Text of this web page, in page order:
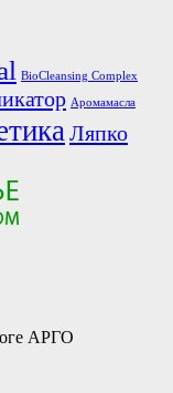
BioCleansing Complex
Аромамасла
Ляпко
АРГО